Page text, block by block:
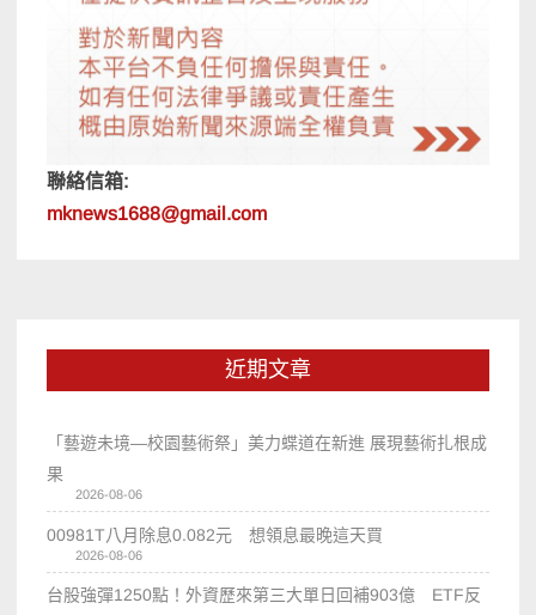
聯絡信箱:
mknews1688@gmail.com
近期文章
「藝遊未境—校園藝術祭」美力蝶道在新進 展現藝術扎根成
果
2026-08-06
00981T八月除息0.082元 想領息最晚這天買
2026-08-06
台股強彈1250點！外資歷來第三大單日回補903億 ETF反